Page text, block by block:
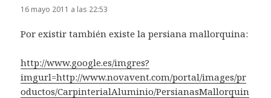
16 mayo 2011 a las 22:53
Por existir también existe la persiana mallorquina:
http://www.google.es/imgres?
imgurl=http://www.novavent.com/portal/images/pr
oductos/CarpinterialAluminio/PersianasMallorquin